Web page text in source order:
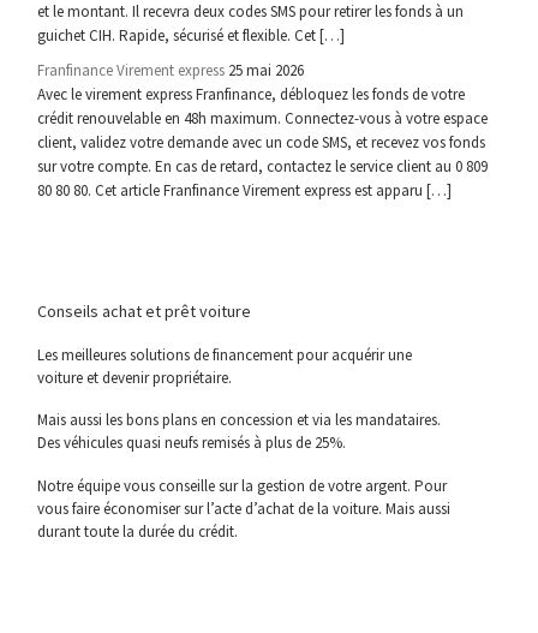
et le montant. Il recevra deux codes SMS pour retirer les fonds à un
guichet CIH. Rapide, sécurisé et flexible. Cet […]
Franfinance Virement express 25 mai 2026
Avec le virement express Franfinance, débloquez les fonds de votre
crédit renouvelable en 48h maximum. Connectez-vous à votre espace
client, validez votre demande avec un code SMS, et recevez vos fonds
sur votre compte. En cas de retard, contactez le service client au 0 809
80 80 80. Cet article Franfinance Virement express est apparu […]
Conseils achat et prêt voiture
Les meilleures solutions de financement pour acquérir une
voiture et devenir propriétaire.
Mais aussi les bons plans en concession et via les mandataires.
Des véhicules quasi neufs remisés à plus de 25%.
Notre équipe vous conseille sur la gestion de votre argent. Pour
vous faire économiser sur l’acte d’achat de la voiture. Mais aussi
durant toute la durée du crédit.